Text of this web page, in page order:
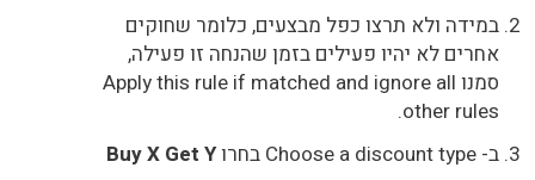
במידה ולא תרצו כפל מבצעים, כלומר שחוקים
אחרים לא יהיו פעילים בזמן שהנחה זו פעילה,
סמנו Apply this rule if matched and ignore all
other rules.
ב- Choose a discount type בחרו
Buy X Get Y